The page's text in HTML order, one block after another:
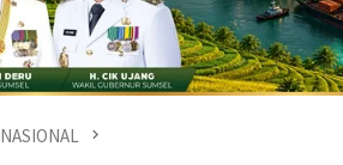
NASIONAL